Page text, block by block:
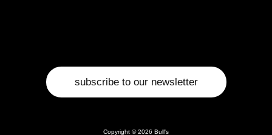
subscribe to our newsletter
Copyright © 2026 Bull's